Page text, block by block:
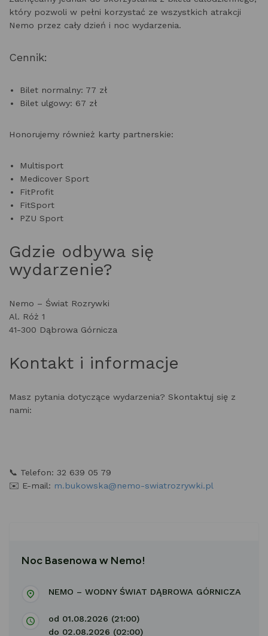
który pozwoli w pełni korzystać ze wszystkich atrakcji
Nemo przez cały dzień i noc wydarzenia.
Cennik:
Bilet normalny: 77 zł
Bilet ulgowy: 67 zł
Honorujemy również karty partnerskie:
Multisport
Medicover Sport
FitProfit
FitSport
PZU Sport
Gdzie odbywa się
wydarzenie?
Nemo – Świat Rozrywki
Al. Róż 1
41-300 Dąbrowa Górnicza
Kontakt i informacje
Masz pytania dotyczące wydarzenia? Skontaktuj się z
nami:
📞 Telefon: 32 639 05 79
✉️ E-mail: m.bukowska@nemo-swiatrozrywki.pl
Noc Basenowa w Nemo!
NEMO – WODNY ŚWIAT DĄBROWA GÓRNICZA
od 01.08.2026 (21:00)
do 02.08.2026 (02:00)